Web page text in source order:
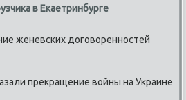
в Екаетринбурге
женевских договоренностей
прекращение войны на Украине